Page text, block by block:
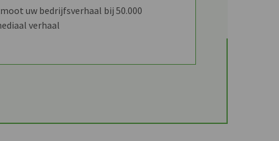
uw bedrijfsverhaal bij 50.000
verhaal